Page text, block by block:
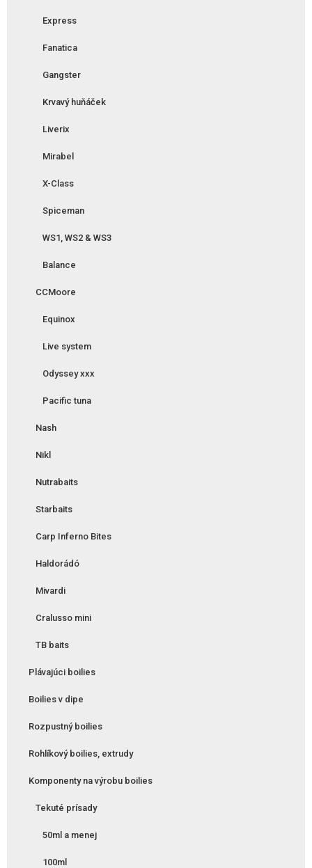
Express
Fanatica
Gangster
Krvavý huňáček
Liverix
Mirabel
X-Class
Spiceman
WS1, WS2 & WS3
Balance
CCMoore
Equinox
Live system
Odyssey xxx
Pacific tuna
Nash
Nikl
Nutrabaits
Starbaits
Carp Inferno Bites
Haldorádó
Mivardi
Cralusso mini
TB baits
Plávajúci boilies
Boilies v dipe
Rozpustný boilies
Rohlíkový boilies, extrudy
Komponenty na výrobu boilies
Tekuté prísady
50ml a menej
100ml